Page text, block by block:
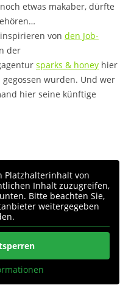
etwas makaber, dürfte
von den Job-
der
sparks & honey hier
wurden. Und wer
hier seine künftige
Platzhalterinhalt von
Inhalt zuzugreifen,
Bitte beachten Sie,
weitergegeben